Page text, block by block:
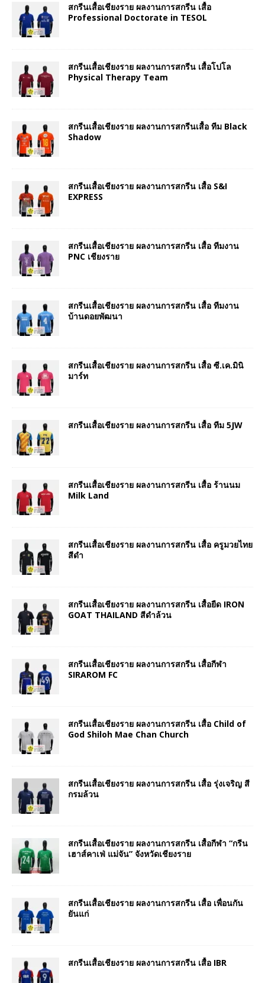
สกรีนเสื้อเชียงราย ผลงานการสกรีน เสื้อ
Professional Doctorate in TESOL
สกรีนเสื้อเชียงราย ผลงานการสกรีน เสื้อโปโล
Physical Therapy Team
สกรีนเสื้อเชียงราย ผลงานการสกรีนเสื้อ ทีม Black
Shadow
สกรีนเสื้อเชียงราย ผลงานการสกรีน เสื้อ S&I
EXPRESS
สกรีนเสื้อเชียงราย ผลงานการสกรีน เสื้อ ทีมงาน
PNC เชียงราย
สกรีนเสื้อเชียงราย ผลงานการสกรีน เสื้อ ทีมงาน
บ้านดอยพัฒนา
สกรีนเสื้อเชียงราย ผลงานการสกรีน เสื้อ ซี.เค.มินิ
มาร์ท
สกรีนเสื้อเชียงราย ผลงานการสกรีน เสื้อ ทีม 5JW
สกรีนเสื้อเชียงราย ผลงานการสกรีน เสื้อ ร้านนม
Milk Land
สกรีนเสื้อเชียงราย ผลงานการสกรีน เสื้อ ครูมวยไทย
สีดำ
สกรีนเสื้อเชียงราย ผลงานการสกรีน เสื้อยืด IRON
GOAT THAILAND สีดำล้วน
สกรีนเสื้อเชียงราย ผลงานการสกรีน เสื้อกีฬา
SIRAROM FC
สกรีนเสื้อเชียงราย ผลงานการสกรีน เสื้อ Child of
God Shiloh Mae Chan Church
สกรีนเสื้อเชียงราย ผลงานการสกรีน เสื้อ รุ่งเจริญ สี
กรมล้วน
สกรีนเสื้อเชียงราย ผลงานการสกรีน เสื้อกีฬา “กรีน
เฮาส์คาเฟ่ แม่จัน” จังหวัดเชียงราย
สกรีนเสื้อเชียงราย ผลงานการสกรีน เสื้อ เพื่อนกัน
ยันแก่
สกรีนเสื้อเชียงราย ผลงานการสกรีน เสื้อ IBR